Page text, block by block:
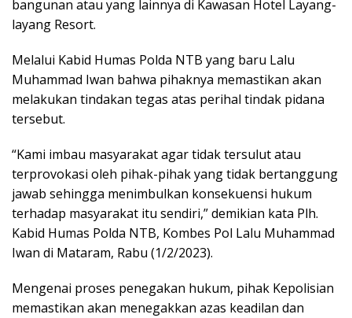
bangunan atau yang lainnya di Kawasan Hotel Layang-
layang Resort.
Melalui Kabid Humas Polda NTB yang baru Lalu
Muhammad Iwan bahwa pihaknya memastikan akan
melakukan tindakan tegas atas perihal tindak pidana
tersebut.
“Kami imbau masyarakat agar tidak tersulut atau
terprovokasi oleh pihak-pihak yang tidak bertanggung
jawab sehingga menimbulkan konsekuensi hukum
terhadap masyarakat itu sendiri,” demikian kata Plh.
Kabid Humas Polda NTB, Kombes Pol Lalu Muhammad
Iwan di Mataram, Rabu (1/2/2023).
Mengenai proses penegakan hukum, pihak Kepolisian
memastikan akan menegakkan azas keadilan dan